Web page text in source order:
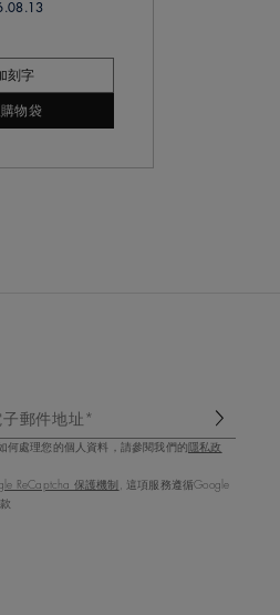
刻字
物袋
郵件地址*
何處理您的個人資料，請參閱我們的 隱私政
ReCaptcha 保護機制 , 這項服務遵循Google